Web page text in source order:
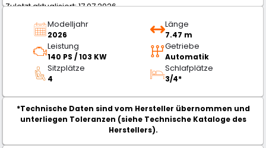
Zuletzt aktualisiert: 17.07.2026
Modelljahr
2026
Länge
7.47 m
Leistung
140 PS / 103 KW
Getriebe
Automatik
Sitzplätze
4
Schlafplätze
3/4*
*Technische Daten sind vom Hersteller übernommen und
unterliegen Toleranzen (siehe Technische Kataloge des
Herstellers).